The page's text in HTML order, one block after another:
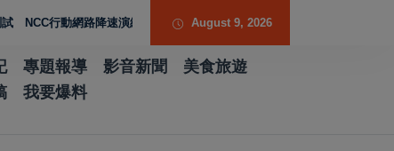
網路降速演練驗證國家通訊防護能力 台南水土保持服務團提升專業能
August 9, 2026
專題報導 影音新聞
美食旅遊
我要爆料